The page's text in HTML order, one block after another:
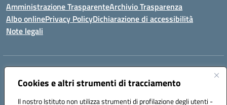
Cookies e altri strumenti di tracciamento
Il nostro Istituto non utilizza strumenti di profilazione degli utenti -
Amministrazione TrasparenteArchivio Trasparenza
Albo onlinePrivacy PolicyDichiarazione di accessibilità
Note legali
Indirizzo:
Centralino:096721161 Email:czic869004@istruzione.it